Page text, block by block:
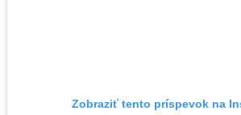
Zobraziť tento príspevok na